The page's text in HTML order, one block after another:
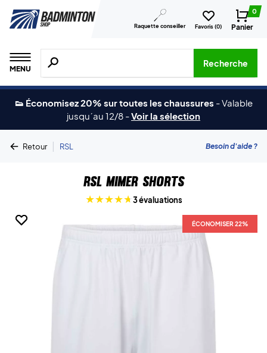
Raquette conseiller Favoris (0)
0
Panier
MENU
Recherche de produits, de marques, etc.
Recherche
👟 Économisez 20% sur toutes les chaussures -Valable
jusqu´au 12/8 -Voir la sélection
Retour | RSL Besoin d'aide ?
RSL Mimer Shorts
3 évaluations
ÉCONOMISER 22%
ÉCONOMISER 22%